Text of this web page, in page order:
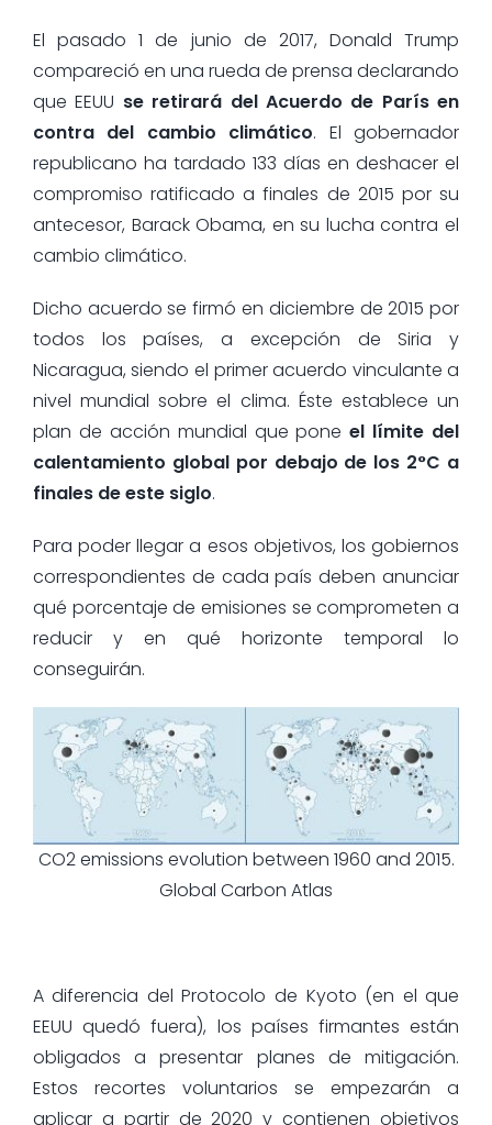
El pasado 1 de junio de 2017, Donald Trump
compareció en una rueda de prensa declarando
que EEUU se retirará del Acuerdo de París en
contra del cambio climático. El gobernador
republicano ha tardado 133 días en deshacer el
compromiso ratificado a finales de 2015 por su
antecesor, Barack Obama, en su lucha contra el
cambio climático.
Dicho acuerdo se firmó en diciembre de 2015 por
todos los países, a excepción de Siria y
Nicaragua, siendo el primer acuerdo vinculante a
nivel mundial sobre el clima. Éste establece un
plan de acción mundial que poneel límite del
calentamiento global por debajo de los 2°C a
finales de este siglo.
Para poder llegar a esos objetivos, los gobiernos
correspondientes de cada país deben anunciar
qué porcentaje de emisiones se comprometen a
reducir y en qué horizonte temporal lo
conseguirán.
CO2 emissions evolution between 1960 and 2015.
Global Carbon Atlas
A diferencia del Protocolo de Kyoto (en el que
EEUU quedó fuera), los países firmantes están
obligados a presentar planes de mitigación.
Estos recortes voluntarios se empezarán a
aplicar a partir de 2020 y contienen objetivos